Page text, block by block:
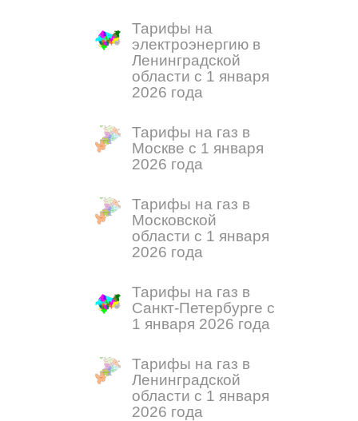
Тарифы на
электроэнергию в
Ленинградской
области с 1 января
2026 года
Тарифы на газ в
Москве с 1 января
2026 года
Тарифы на газ в
Московской
области с 1 января
2026 года
Тарифы на газ в
Санкт-Петербурге с
1 января 2026 года
Тарифы на газ в
Ленинградской
области с 1 января
2026 года